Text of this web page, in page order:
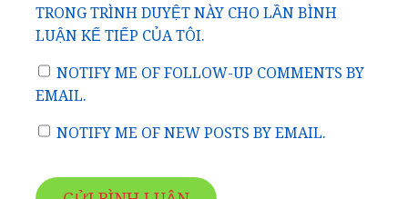
TRONG TRÌNH DUYỆT NÀY CHO LẦN BÌNH
LUẬN KẾ TIẾP CỦA TÔI.
NOTIFY ME OF FOLLOW-UP COMMENTS BY
EMAIL.
NOTIFY ME OF NEW POSTS BY EMAIL.